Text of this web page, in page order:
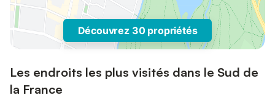
Découvrez 30 propriétés
Les endroits les plus visités dans le Sud de
la France